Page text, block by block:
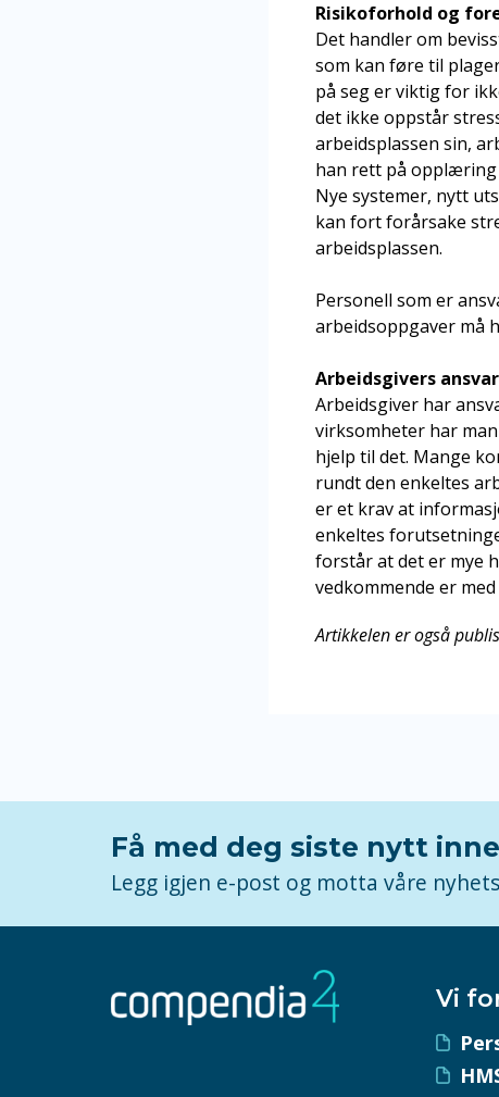
Risikoforhold og
Det handler om
som kan føre til
på seg er viktig for
det ikke oppstår
arbeidsplassen sin,
han rett på opplæring
Nye systemer, nytt
kan fort forårsake
arbeidsplassen.
Personell som er
arbeidsoppgaver må
Arbeidsgivers ansvar
Arbeidsgiver har
virksomheter har
hjelp til det. Mange
rundt den enkeltes
er et krav at
enkeltes
forstår at det er mye
vedkommende er
Artikkelen er også
Få med deg siste nytt
Legg igjen e-post og motta våre
Vi